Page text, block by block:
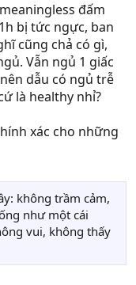
đấm
bị tức ngực, ban
cũng chả có gì,
Vẫn ngủ 1 giấc
dẫu có ngủ trễ
là healthy nhỉ?
xác cho những
không trầm cảm,
như một cái
vui, không thấy